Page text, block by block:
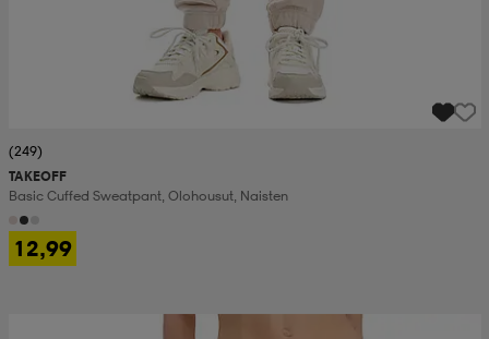
(249)
TAKEOFF
Basic Cuffed Sweatpant, Olohousut, Naisten
12,99